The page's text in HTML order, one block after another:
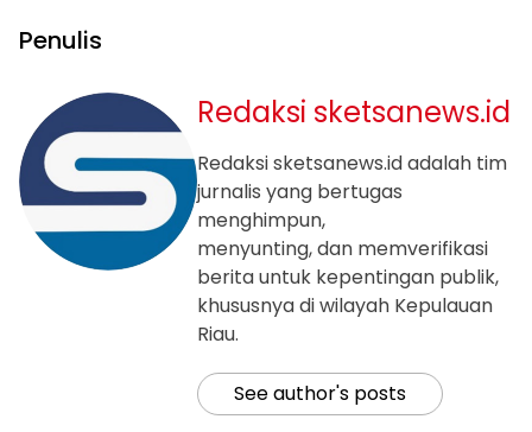
Penulis
Redaksi sketsanews.id
Redaksi sketsanews.id adalah tim
jurnalis yang bertugas
menghimpun,
menyunting, dan memverifikasi
berita untuk kepentingan publik,
khususnya di wilayah Kepulauan
Riau.
See author's posts